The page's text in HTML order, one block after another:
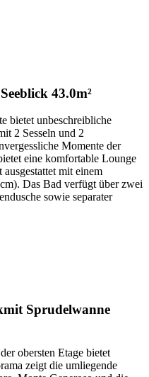
43.0m²
bietet unbeschreibliche
2 Sesseln und 2
Momente der
eine komfortable Lounge
mit einem
Das Bad verfügt über zwei
sowie separater
mit Sprudelwanne
obersten Etage bietet
zeigt die umliegende